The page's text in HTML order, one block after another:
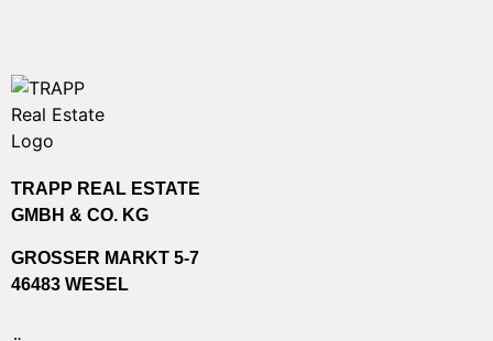
TRAPP REAL ESTATE
GMBH & CO. KG
GROSSER MARKT 5-7
46483 WESEL